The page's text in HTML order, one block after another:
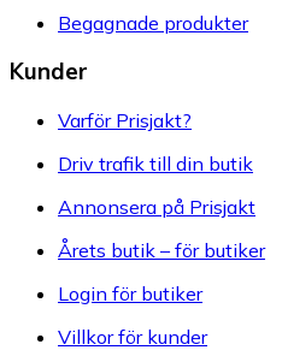
Begagnade produkter
Kunder
Varför Prisjakt?
Driv trafik till din butik
Annonsera på Prisjakt
Årets butik – för butiker
Login för butiker
Villkor för kunder